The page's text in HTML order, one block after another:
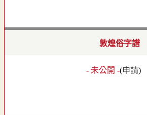
敦煌俗字譜
- 未公開 -(申請)